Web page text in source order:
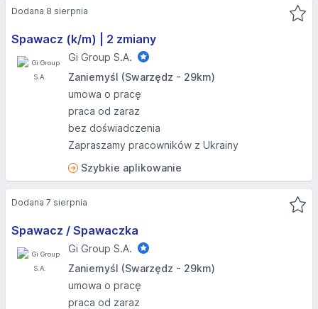
Spawacz (k/m) | 2 zmiany
Gi Group S.A.
Zaniemyśl (Swarzędz - 29km)
umowa o pracę
praca od zaraz
bez doświadczenia
Zapraszamy pracowników z Ukrainy
Szybkie aplikowanie
Dodana 8 sierpnia
Spawacz / Spawaczka
Gi Group S.A.
Zaniemyśl (Swarzędz - 29km)
umowa o pracę
praca od zaraz
Dodana 7 sierpnia